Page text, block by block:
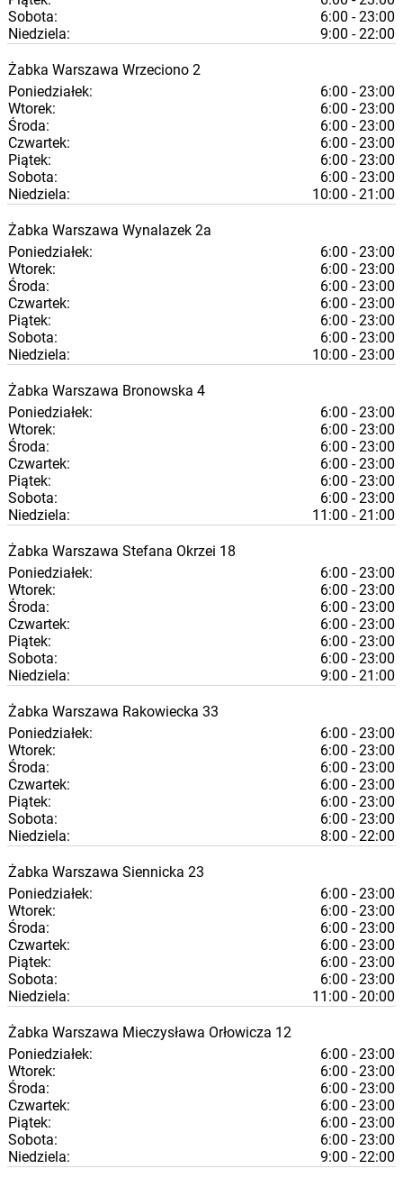
Sobota:
6:00 - 23:00
Niedziela:
9:00 - 22:00
Żabka Warszawa Wrzeciono 2
Poniedziałek:
6:00 - 23:00
Wtorek:
6:00 - 23:00
Środa:
6:00 - 23:00
Czwartek:
6:00 - 23:00
Piątek:
6:00 - 23:00
Sobota:
6:00 - 23:00
Niedziela:
10:00 - 21:00
Żabka Warszawa Wynalazek 2a
Poniedziałek:
6:00 - 23:00
Wtorek:
6:00 - 23:00
Środa:
6:00 - 23:00
Czwartek:
6:00 - 23:00
Piątek:
6:00 - 23:00
Sobota:
6:00 - 23:00
Niedziela:
10:00 - 23:00
Żabka Warszawa Bronowska 4
Poniedziałek:
6:00 - 23:00
Wtorek:
6:00 - 23:00
Środa:
6:00 - 23:00
Czwartek:
6:00 - 23:00
Piątek:
6:00 - 23:00
Sobota:
6:00 - 23:00
Niedziela:
11:00 - 21:00
Żabka Warszawa Stefana Okrzei 18
Poniedziałek:
6:00 - 23:00
Wtorek:
6:00 - 23:00
Środa:
6:00 - 23:00
Czwartek:
6:00 - 23:00
Piątek:
6:00 - 23:00
Sobota:
6:00 - 23:00
Niedziela:
9:00 - 21:00
Żabka Warszawa Rakowiecka 33
Poniedziałek:
6:00 - 23:00
Wtorek:
6:00 - 23:00
Środa:
6:00 - 23:00
Czwartek:
6:00 - 23:00
Piątek:
6:00 - 23:00
Sobota:
6:00 - 23:00
Niedziela:
8:00 - 22:00
Żabka Warszawa Siennicka 23
Poniedziałek:
6:00 - 23:00
Wtorek:
6:00 - 23:00
Środa:
6:00 - 23:00
Czwartek:
6:00 - 23:00
Piątek:
6:00 - 23:00
Sobota:
6:00 - 23:00
Niedziela:
11:00 - 20:00
Żabka Warszawa Mieczysława Orłowicza 12
Poniedziałek:
6:00 - 23:00
Wtorek:
6:00 - 23:00
Środa:
6:00 - 23:00
Czwartek:
6:00 - 23:00
Piątek:
6:00 - 23:00
Sobota:
6:00 - 23:00
Niedziela:
9:00 - 22:00